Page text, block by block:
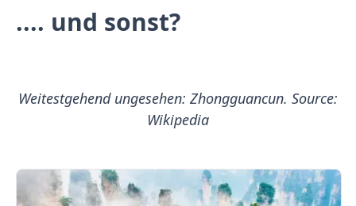
.... und sonst?
Weitestgehend ungesehen: Zhongguancun. Source:
Wikipedia